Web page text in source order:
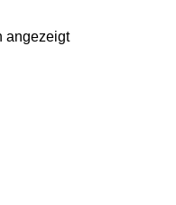
angezeigt